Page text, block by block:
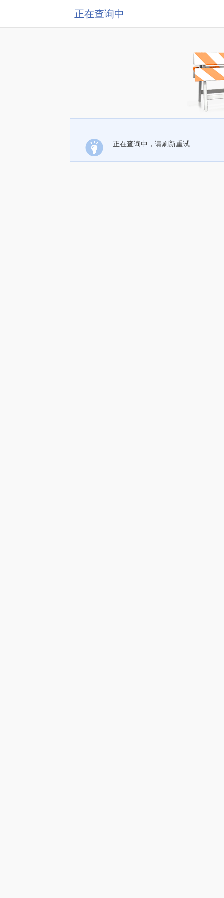
正在查询中
正在查询中，请刷新重试